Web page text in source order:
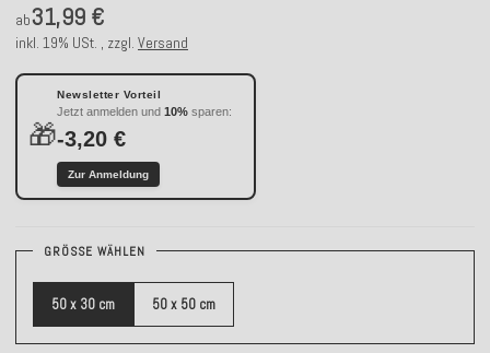
ab31,99 €
inkl. 19% USt. , zzgl. Versand
🎁
Newsletter Vorteil
Jetzt anmelden und 10% sparen:
-3,20 €
Zur Anmeldung
GRÖSSE WÄHLEN
50 x 30 cm 50 x 50 cm